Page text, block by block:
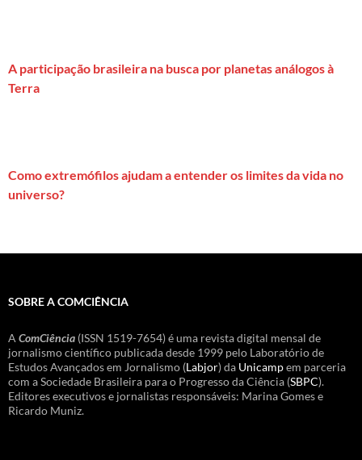
A participação brasileira na busca por planetas análogos à
Terra
Como extremófilos ajudam a entender os limites da vida no
universo?
SOBRE A COMCIÊNCIA
A ComCiência (ISSN 1519-7654) é uma revista digital mensal de
jornalismo científico publicada desde 1999 pelo Laboratório de
Estudos Avançados em Jornalismo (Labjor) da Unicampem parceria
com a Sociedade Brasileira para o Progresso da Ciência (SBPC).
Editores executivos e jornalistas responsáveis: Marina Gomes e
Ricardo Muniz.